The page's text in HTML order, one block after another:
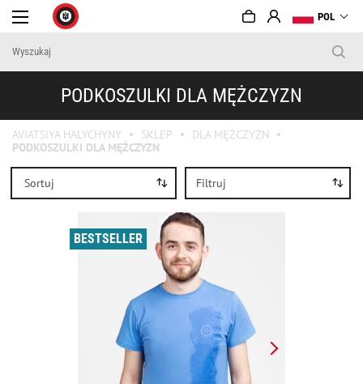
POL
PODKOSZULKI DLA MĘŻCZYZN
AVIATSIYA HALYCHYNY SKLEP
DLA MĘŻCZYZN
PODKOSZULKI DLA MĘŻCZYZN
Filtruj
Sortuj
BESTSELLER